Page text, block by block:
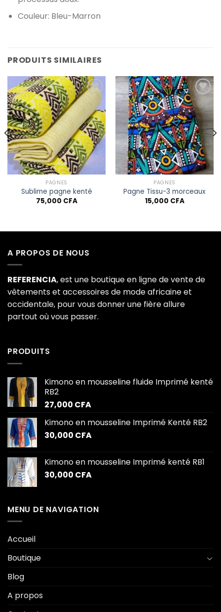
Couleur: Bleu-Marron
PRODUITS SIMILAIRES
Ajouter à
la liste
de
souhaits
PAGNES
Sublime pagne kenté
75,000 CFA
Ajouter à
la liste
de
souhaits
PAGNES
Pagne Tissu-3 morceaux
15,000 CFA
CFA.
A PROPOS DE NOUS
REFERENCIA, est une boutique en ligne de vente de
vêtements et accessoires de mode africaine et
occidentale, pour vous donner une fière allure
partout où vous passer.
PRODUITS
Kimono en mousseline fluide Imprimé kenté
RB2
27,000 CFA
Kimono en mousseline Imprimé Kenté RB2
30,000 CFA
Kimono en mousseline Imprimé kenté RB1
30,000 CFA
MENU DE NAVIGATION
Accueil
Boutique
Blog
A propos